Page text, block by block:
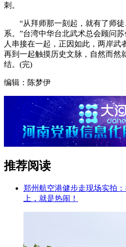
刺。
“从拜师那一刻起，就有了师徒
系。”台湾中华台北武术总会顾问
人串接在一起，正因如此，两岸武
再到一起触摸历史文脉，自然而然
结。(完)
编辑：陈梦伊
推荐阅读
郑州航空港健步走现场实拍
上，就是热闹！